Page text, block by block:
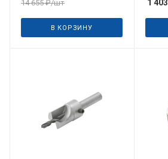
14 655₽/шт
В КОРЗИНУ
1 403